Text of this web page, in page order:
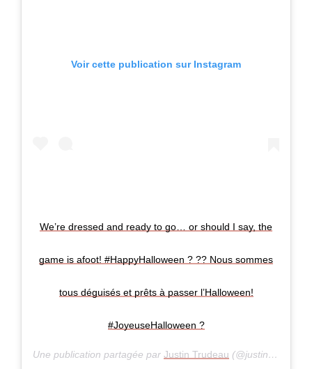
Voir cette publication sur Instagram
We’re dressed and ready to go… or should I say, the
game is afoot! #HappyHalloween ? ?? Nous sommes
tous déguisés et prêts à passer l’Halloween!
#JoyeuseHalloween ?
Une publication partagée par Justin Trudeau (@justinpjtrudeau) le